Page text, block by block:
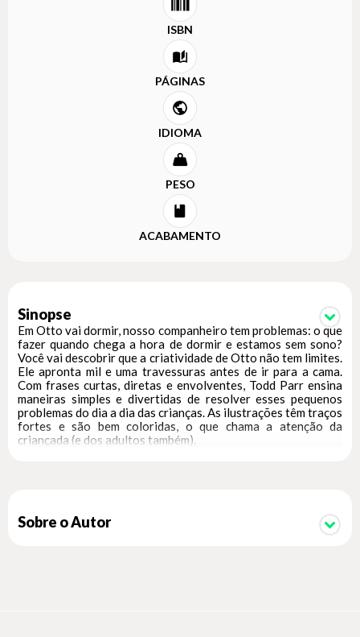
ISBN
PÁGINAS
IDIOMA
PESO
ACABAMENTO
Sinopse
Em Otto vai dormir, nosso companheiro tem problemas: o que
fazer quando chega a hora de dormir e estamos sem sono?
Você vai descobrir que a criatividade de Otto não tem limites.
Ele apronta mil e uma travessuras antes de ir para a cama.
Com frases curtas, diretas e envolventes, Todd Parr ensina
maneiras simples e divertidas de resolver esses pequenos
problemas do dia a dia das crianças. As ilustrações têm traços
fortes e são bem coloridas, o que chama a atenção da
criançada (e dos adultos também).
Sobre o Autor